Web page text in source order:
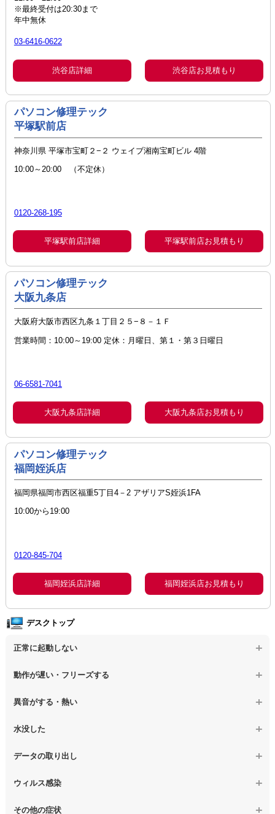
※最終受付は20:30まで
年中無休
03-6416-0622
渋谷店詳細 渋谷店お見積もり
パソコン修理テック
平塚駅前店
神奈川県 平塚市宝町２−２ ウェイブ湘南宝町ビル 4階
10:00～20:00 （不定休）
0120-268-195
平塚駅前店詳細 平塚駅前店お見積もり
パソコン修理テック
大阪九条店
大阪府大阪市西区九条１丁目２５−８－１Ｆ
営業時間：10:00～19:00 定休：月曜日、第１・第３日曜日
06-6581-7041
大阪九条店詳細 大阪九条店お見積もり
パソコン修理テック
福岡姪浜店
福岡県福岡市西区福重5丁目4－2 アザリアS姪浜1FA
10:00から19:00
0120-845-704
福岡姪浜店詳細 福岡姪浜店お見積もり
デスクトップ
正常に起動しない
【デスクトップPC】電源を押しても反応がない
【デスクトップPC】修復モードから復旧できない
【デスクトップPC】その他の起動しない問題
動作が遅い・フリーズする
【デスクトップPC】操作中の動作が遅い
異音がする・熱い
【デスクトップPC】パソコンから異音がする
水没した
【デスクトップPC】水没してパソコンが動かない
データの取り出し
【デスクトップPC】起動しないPCのデータを復旧
ウィルス感染
【デスクトップPC】特定のプログラムを削除したい
その他の症状